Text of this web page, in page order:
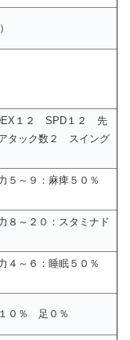
１２ SPD１２ 先
ック数２ スイング
～９：麻痺５０％
～２０：スタミナド
～６：睡眠５０％
０％ 足０％